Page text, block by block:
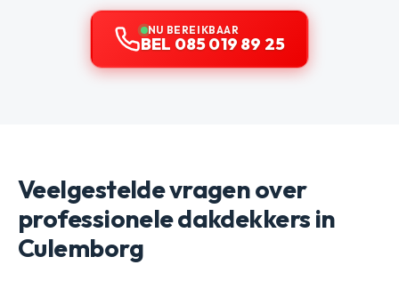
NU BEREIKBAAR
BEL 085 019 89 25
Veelgestelde vragen over
professionele dakdekkers in
Culemborg